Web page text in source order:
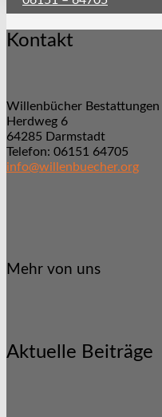
Kontakt
Willenbücher Bestattungen
Herdweg 6
64285 Darmstadt
Telefon: 06151 64705
info@willenbuecher.org
Mehr von uns
Aktuelle Beiträge